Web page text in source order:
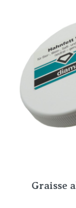
Graisse